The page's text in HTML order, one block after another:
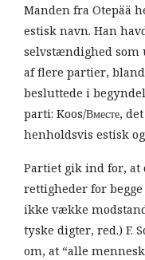
Manden fra Otepää
estisk navn. Han
selvstændighed
af flere partier,
besluttede i
parti: Koos/Вместе,
henholdsvis estisk
Partiet gik ind for,
rettigheder for
ikke vække
tyske digter, red.) F.
om, at “alle